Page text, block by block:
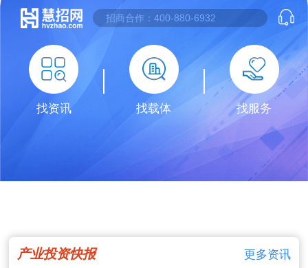
找资讯 找载体 找服务
产业投资快报 更多资讯